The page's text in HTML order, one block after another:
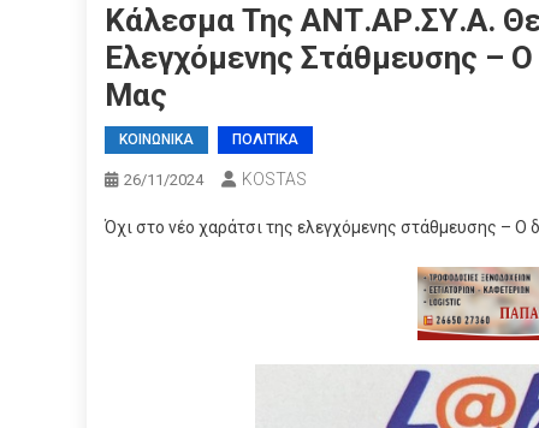
Κάλεσμα Της ΑΝΤ.ΑΡ.ΣΥ.Α.
Ελεγχόμενης Στάθμευσης –
Μας
ΚΟΙΝΩΝΙΚΑ ΠΟΛΙΤΙΚΑ
26/11/2024 KOSTAS
Όχι στο νέο χαράτσι της ελεγχόμενης στάθμευσης – Ο